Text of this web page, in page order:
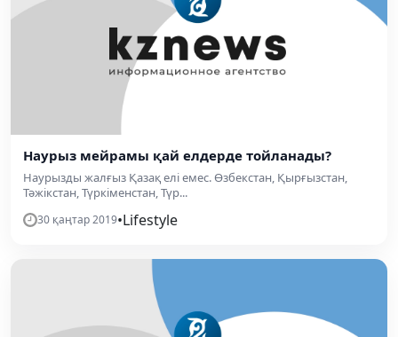
Наурыз мейрамы қай елдерде тойланады?
Наурызды жалғыз Қазақ елі емес. Өзбекстан, Қырғызстан,
Тәжікстан, Түркіменстан, Түр...
30 қаңтар 2019•Lifestyle